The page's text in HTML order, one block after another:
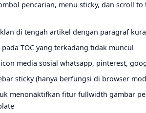
pencarian, menu sticky, dan scroll
di tengah artikel dengan paragraf
TOC yang terkadang tidak muncul
media sosial whatsapp, pinterest,
sticky (hanya berfungsi di browser
menonaktifkan fitur fullwidth gambar